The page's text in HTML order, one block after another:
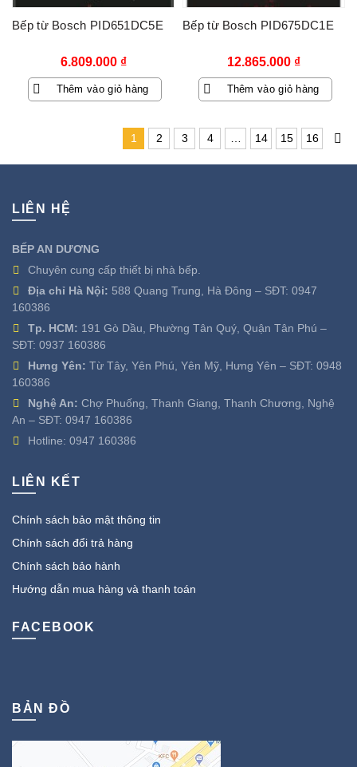
Bếp từ Bosch PID651DC5E
6.809.000 ₫
Thêm vào giỏ hàng
Bếp từ Bosch PID675DC1E
12.865.000 ₫
Thêm vào giỏ hàng
1 2 3 4 … 14 15 16
LIÊN HỆ
BẾP AN DƯƠNG
Chuyên cung cấp thiết bị nhà bếp.
Địa chỉ Hà Nội: 588 Quang Trung, Hà Đông – SĐT: 0947
160386
Tp. HCM: 191 Gò Dầu, Phường Tân Quý, Quận Tân Phú –
SĐT: 0937 160386
Hưng Yên: Từ Tây, Yên Phú, Yên Mỹ, Hưng Yên – SĐT: 0948
160386
Nghệ An: Chợ Phuống, Thanh Giang, Thanh Chương, Nghệ
An – SĐT: 0947 160386
Hotline: 0947 160386
LIÊN KẾT
Chính sách bảo mật thông tin
Chính sách đổi trả hàng
Chính sách bảo hành
Hướng dẫn mua hàng và thanh toán
FACEBOOK
BẢN ĐỒ